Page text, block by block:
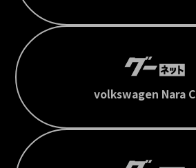
volkswagen Nara